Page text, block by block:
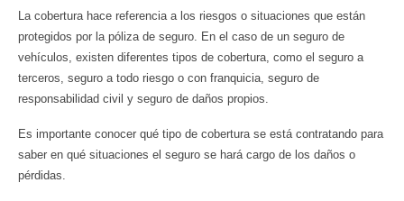
La cobertura hace referencia a los riesgos o situaciones que están
protegidos por la póliza de seguro. En el caso de un seguro de
vehículos, existen diferentes tipos de cobertura, como el seguro a
terceros, seguro a todo riesgo o con franquicia, seguro de
responsabilidad civil y seguro de daños propios.
Es importante conocer qué tipo de cobertura se está contratando para
saber en qué situaciones el seguro se hará cargo de los daños o
pérdidas.